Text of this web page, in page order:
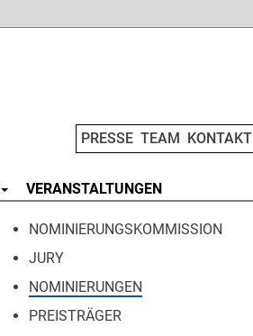
PRESSE TEAM KONTAKT
VERANSTALTUNGEN
NOMINIERUNGSKOMMISSION
JURY
NOMINIERUNGEN
PREISTRÄGER